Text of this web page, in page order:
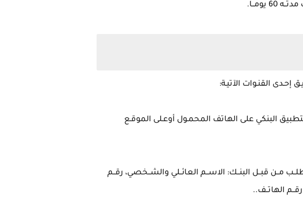
يومــا.
البنكي على الهاتف المحمـول أوعـلى الموقـع
مــن قبــل البنــك: الاســم العائــلي والشــخصي، رقــم
الهاتــف..